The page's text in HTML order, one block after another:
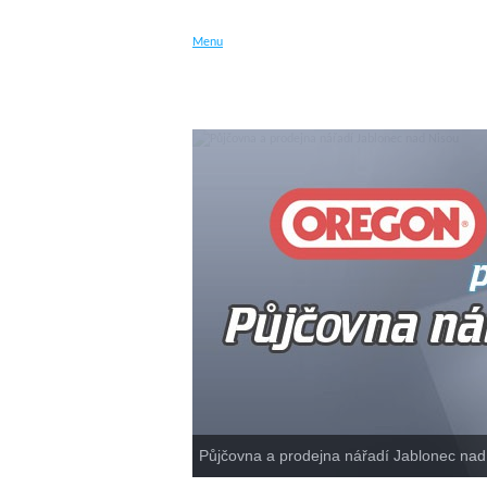
Menu
Půjčovna a prodejna nářadí Jablonec